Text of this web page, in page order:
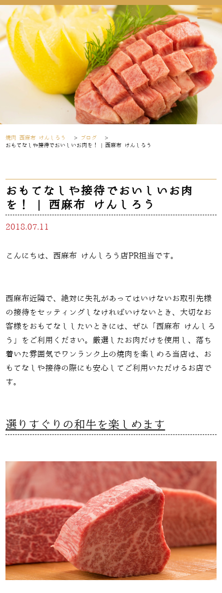
焼肉 西麻布 けんしろう > ブログ
>
おもてなしや接待でおいしいお肉を！ | 西麻布 けんしろう
おもてなしや接待でおいしいお肉
を！ | 西麻布 けんしろう
2018.07.11
こんにちは、西麻布 けんしろう店PR担当です。
西麻布近隣で、絶対に失礼があってはいけないお取引先様
の接待をセッティングしなければいけないとき、大切なお
客様をおもてなししたいときには、ぜひ「西麻布 けんしろ
う」をご利用ください。厳選したお肉だけを使用し、落ち
着いた雰囲気でワンランク上の焼肉を楽しめる当店は、お
もてなしや接待の際にも安心してご利用いただけるお店で
す。
選りすぐりの和牛を楽しめます